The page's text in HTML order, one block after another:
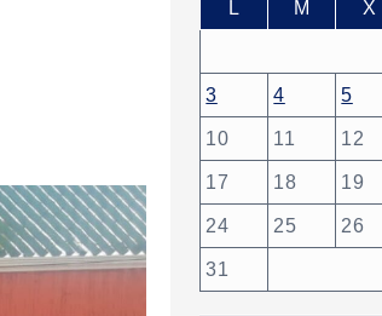
L
M X
3 4 5
10 11 12
17 18 19
24 25 26
31